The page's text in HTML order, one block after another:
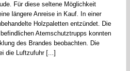
Für diese seltene Möglichkeit
längere Anreise in Kauf. In einer
Holzpaletten entzündet. Die
Atemschutztrupps konnten
des Brandes beobachten. Die
die Luftzufuhr [...]